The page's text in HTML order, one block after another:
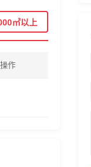
㎡以上
操作